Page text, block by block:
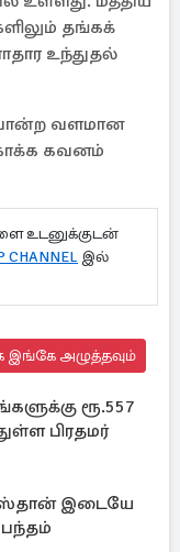
தங்கக்
உந்துதல்
போன்ற வளமான
கவனம்
உடனுக்குடன்
CHANNEL இல்
இங்கே அழுத்தவும்
ரூ.557
பிரதமர்
இடையே